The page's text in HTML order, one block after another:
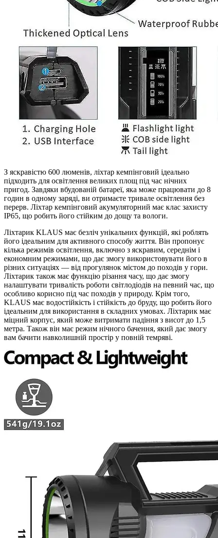
З яскравістю 600 люменів, ліхтар кемпінговий ідеально
підходить для освітлення великих площ під час нічних
пригод. Завдяки вбудованій батареї, яка може працювати до 8
годин в одному заряді, ви отримаєте тривале освітлення без
перерв. Ліхтар кемпінговий акумуляторний має клас захисту
IP65, що робить його стійким до дощу та вологи.
Ліхтарик KLAUS має безліч унікальних функцій, які роблять
його ідеальним для активного способу життя. Він пропонує
кілька режимів освітлення, включно з яскравим, середнім і
економним режимами, що дає змогу використовувати його в
різних ситуаціях — від прогулянок містом до походів у гори.
Ліхтарик також має функцію різання часу, що дає змогу
налаштувати тривалість роботи світлодіодів на певний час, що
особливо корисно під час походів у природу. Крім того,
KLAUS має водостійкість і стійкість до бруду, що робить його
ідеальним для використання в складних умовах. Ліхтарик має
міцний корпус, який може витримати падіння з висот до 1,5
метра. Також він має режим нічного бачення, який дає змогу
вам бачити навколишній простір у повній темряві.